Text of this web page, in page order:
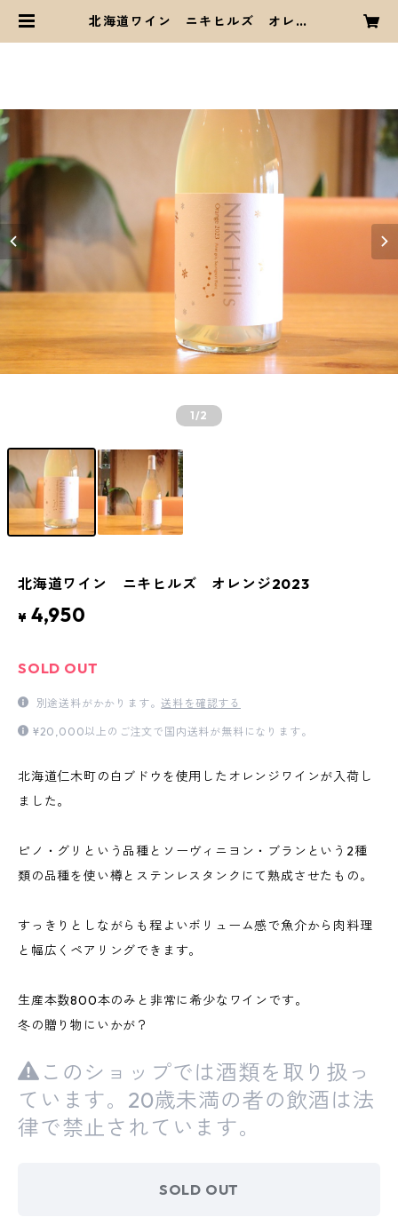
北海道ワイン ニキヒルズ オレン
1/2
北海道ワイン ニキヒルズ オレンジ2023
¥ 4,950
SOLD OUT
別途送料がかかります。送料を確認する
¥20,000以上のご注文で国内送料が無料になります。
北海道仁木町の白ブドウを使用したオレンジワインが入荷し
ました。
ピノ・グリという品種とソーヴィニヨン・ブランという2種
類の品種を使い樽とステンレスタンクにて熟成させたもの。
すっきりとしながらも程よいボリューム感で魚介から肉料理
と幅広くペアリングできます。
生産本数800本のみと非常に希少なワインです。
冬の贈り物にいかが？
このショップでは酒類を取り扱っ
ています。20歳未満の者の飲酒は法
律で禁止されています。
SOLD OUT